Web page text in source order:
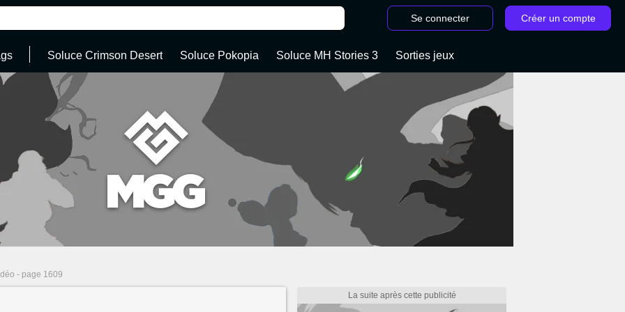
Se connecter Créer un compte
Soluce Crimson Desert Soluce Pokopia Soluce MH Stories 3 Sorties jeux
- page 1609